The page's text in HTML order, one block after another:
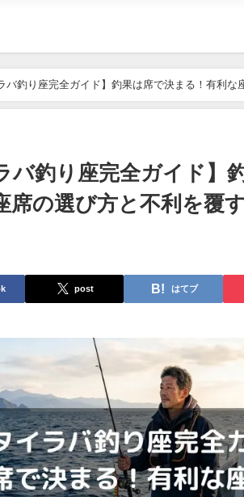
バ釣り座完全ガイド】釣果は席で決まる！有利
バ釣り座完全ガイド】
席の選び方と不利を覆
post はてブ